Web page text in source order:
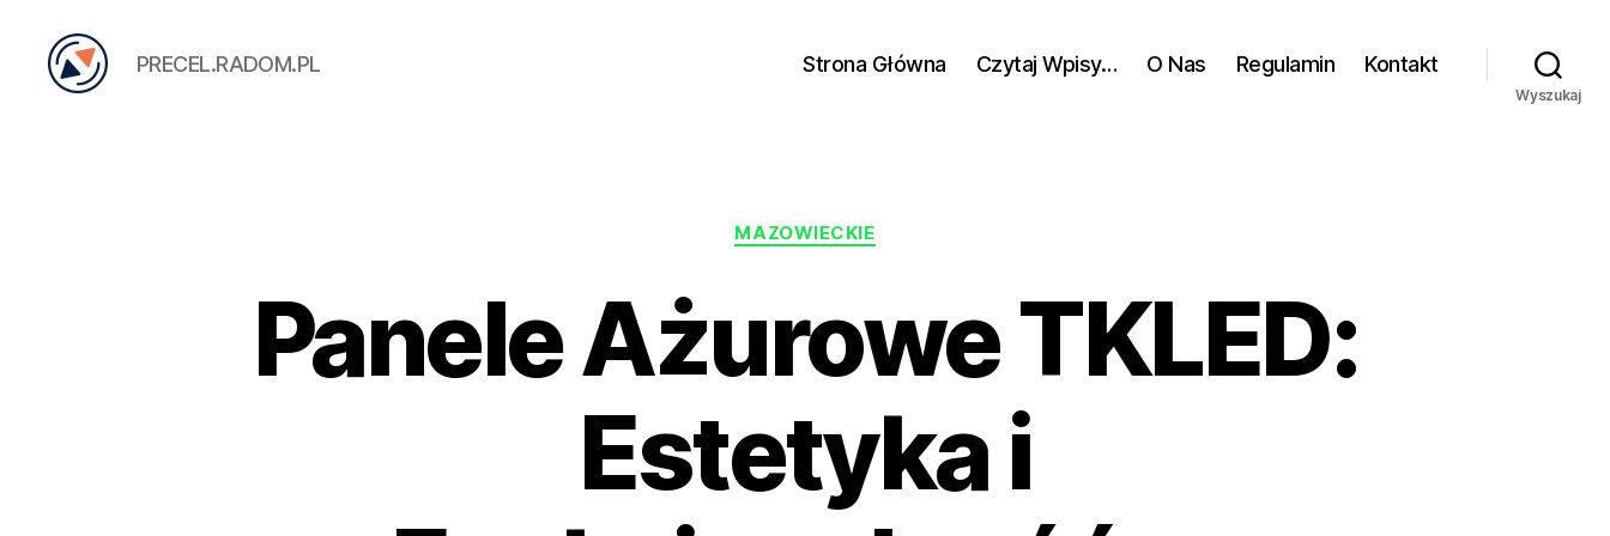
PRECEL.RADOM.PL Strona Główna Czytaj Wpisy… O Nas Regulamin Kontakt
Wyszukaj
Kategorie
MAZOWIECKIE
Panele Ażurowe TKLED:
Estetyka i